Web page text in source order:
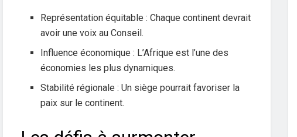
Représentation équitable : Chaque continent devrait
avoir une voix au Conseil.
Influence économique : L’Afrique est l’une des
économies les plus dynamiques.
Stabilité régionale : Un siège pourrait favoriser la
paix sur le continent.